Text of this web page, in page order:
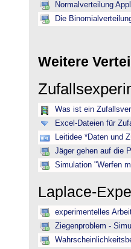
Normalverteilung
Die
Weitere
Was ist ein
Excel-Dateien für
Leitidee *Daten und
Jäger gehen auf die
Simulation "Werfen
Laplace-
experimentelles
Ziegenproblem -